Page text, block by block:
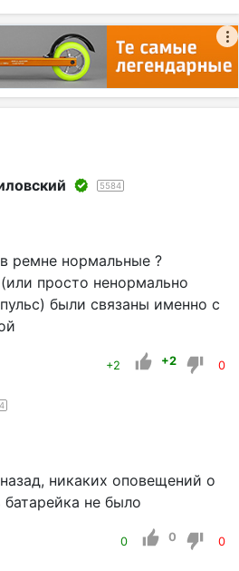
5584
ремне нормальные ?
просто ненормально
были связаны именно с
+2 +2 0
никаких оповещений о
не было
0 0 0